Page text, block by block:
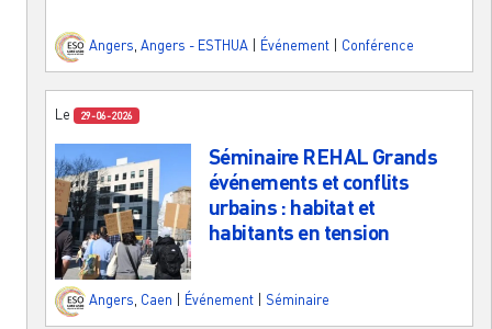
Angers Angers - ESTHUA Événement Conférence
Le 29-06-2026
Séminaire REHAL Grands
événements et conflits
urbains : habitat et
habitants en tension
Angers, Caen Événement Séminaire